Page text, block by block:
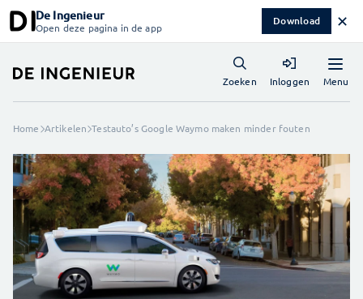
De Ingenieur
Open deze pagina in de app Download ✕
Menu
Zoeken Inloggen
Home Artikelen Testauto’s Google Waymo maken minder fouten